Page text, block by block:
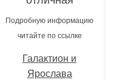
Подробную информацию
читайте по ссылке
Галактион и
Ярослава